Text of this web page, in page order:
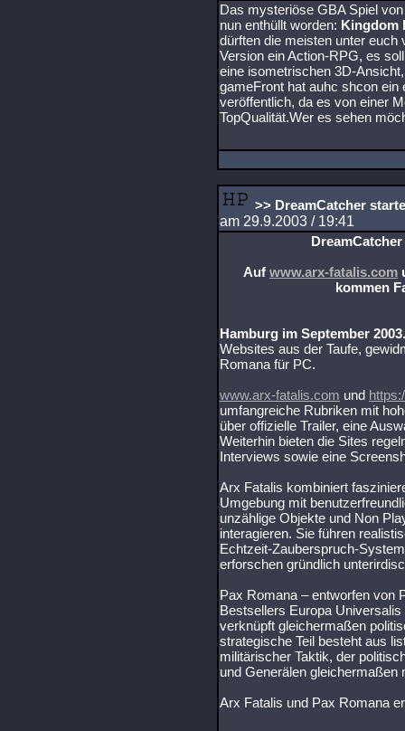
Das mysteriöse GBA Spiel
nun enthüllt worden: Kingdom
dürften die meisten unter euch
Version ein Action-RPG, es
eine isometrischen 3D-
gameFront hat auhc shcon
veröffentlich, da es von einer
TopQualität.Wer es sehen
>> DreamCatcher
am 29.9.2003 / 19:41
Auf www.arx-fatalis.com
kommen
Hamburg im September 2003.
Websites aus der Taufe,
Romana für PC.
www.arx-fatalis.com und
umfangreiche Rubriken mit
über offizielle Trailer, eine
Weiterhin bieten die Sites
Interviews sowie eine
Arx Fatalis kombiniert
Umgebung mit
unzählige Objekte und Non
interagieren. Sie führen
Echtzeit-Zauberspruch-
erforschen gründlich
Pax Romana – entworfen von
Bestsellers Europa
verknüpft gleichermaßen
strategische Teil besteht aus
militärischer Taktik, der
und Generälen gleichermaßen
Arx Fatalis und Pax Romana